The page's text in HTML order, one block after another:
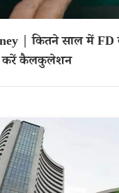
| कितने साल में FD
करें कैलकुलेशन